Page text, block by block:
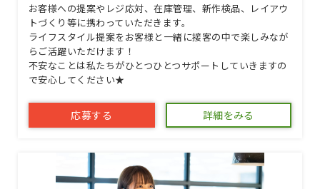
お客様への提案やレジ応対、在庫管理、新作検品、レイアウ
トづくり等に携わっていただきます。
ライフスタイル提案をお客様と一緒に接客の中で楽しみなが
らご活躍いただけます！
不安なことは私たちがひとつひとつサポートしていきますの
で安心してください★
応募する 詳細をみる